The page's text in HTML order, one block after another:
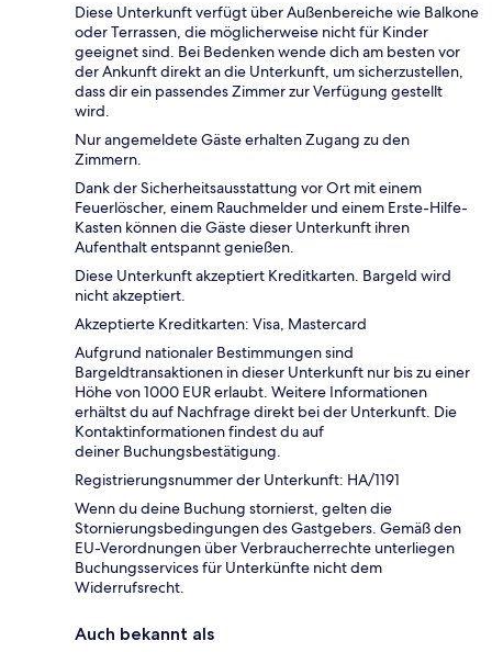
Diese Unterkunft verfügt über Außenbereiche wie Balkone
oder Terrassen, die möglicherweise nicht für Kinder
geeignet sind. Bei Bedenken wende dich am besten vor
der Ankunft direkt an die Unterkunft, um sicherzustellen,
dass dir ein passendes Zimmer zur Verfügung gestellt
wird.
Nur angemeldete Gäste erhalten Zugang zu den
Zimmern.
Dank der Sicherheitsausstattung vor Ort mit einem
Feuerlöscher, einem Rauchmelder und einem Erste-Hilfe-
Kasten können die Gäste dieser Unterkunft ihren
Aufenthalt entspannt genießen.
Diese Unterkunft akzeptiert Kreditkarten. Bargeld wird
nicht akzeptiert.
Akzeptierte Kreditkarten: Visa, Mastercard
Aufgrund nationaler Bestimmungen sind
Bargeldtransaktionen in dieser Unterkunft nur bis zu einer
Höhe von 1000 EUR erlaubt. Weitere Informationen
erhältst du auf Nachfrage direkt bei der Unterkunft. Die
Kontaktinformationen findest du auf
deiner Buchungsbestätigung.
Registrierungsnummer der Unterkunft: HA/1191
Wenn du deine Buchung stornierst, gelten die
Stornierungsbedingungen des Gastgebers. Gemäß den
EU-Verordnungen über Verbraucherrechte unterliegen
Buchungsservices für Unterkünfte nicht dem
Widerrufsrecht.
Auch bekannt als